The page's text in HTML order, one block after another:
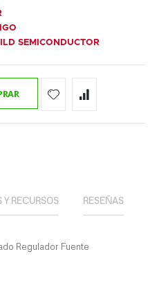
SEMICONDUCTOR
RECURSOS RESEÑAS
Regulador Fuente